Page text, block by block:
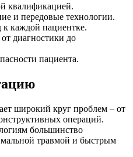
квалификацией.
и передовые технологии.
каждой пациентке.
диагностики до
пациента.
широкий круг проблем – от
операций.
большинство
травмой и быстрым